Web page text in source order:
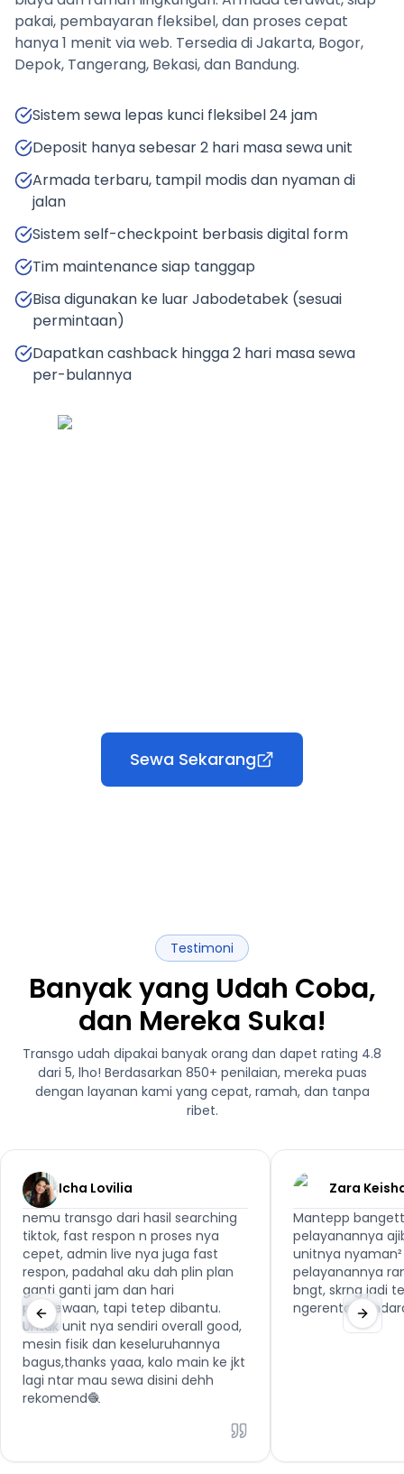
pakai, pembayaran fleksibel, dan proses cepat
hanya 1 menit via web. Tersedia di Jakarta, Bogor,
Depok, Tangerang, Bekasi, dan Bandung.
Sistem sewa lepas kunci fleksibel 24 jam
Deposit hanya sebesar 2 hari masa sewa unit
Armada terbaru, tampil modis dan nyaman di
jalan
Sistem self-checkpoint berbasis digital form
Tim maintenance siap tanggap
Bisa digunakan ke luar Jabodetabek (sesuai
permintaan)
Dapatkan cashback hingga 2 hari masa sewa
per-bulannya
Sewa Sekarang
Testimoni
Banyak yang Udah Coba,
dan Mereka Suka!
Transgo udah dipakai banyak orang dan dapet rating 4.8
dari 5, lho! Berdasarkan 850+ penilaian, mereka puas
dengan layanan kami yang cepat, ramah, dan tanpa
ribet.
Icha Lovilia
nemu transgo dari hasil searching
tiktok, fast respon n proses nya
cepet, admin live nya juga fast
respon, padahal aku dah plin plan
ganti ganti jam dan hari
penyewaan, tapi tetep dibantu.
Untuk unit nya sendiri overall good,
mesin fisik dan keseluruhannya
bagus,thanks yaaa, kalo main ke jkt
lagi ntar mau sewa disini dehh
rekomend🧶
Zara
Mantepp
pelayanannya
unitnya
pelayanannya
bngt, skrng jadi
ngerental